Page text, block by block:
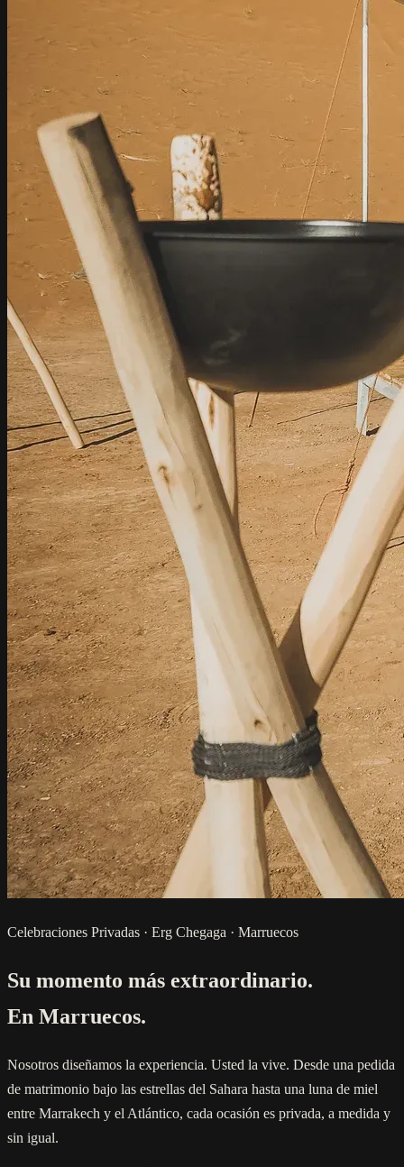
Celebraciones Privadas · Erg Chegaga · Marruecos
Su momento más extraordinario.
En Marruecos.
Nosotros diseñamos la experiencia. Usted la vive. Desde una pedida
de matrimonio bajo las estrellas del Sahara hasta una luna de miel
entre Marrakech y el Atlántico, cada ocasión es privada, a medida y
sin igual.